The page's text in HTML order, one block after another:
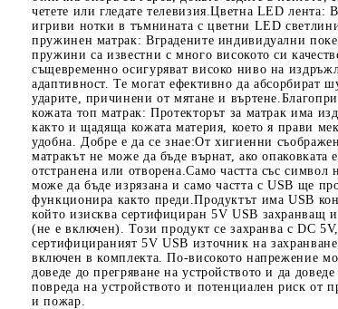
четете или гледате телевизия.Цветна LED лента:
игриви нотки в тъмнината с цветни LED
пружинен матрак: Вградените индивидуални
пружини са известни с много високото си
същевременно осигуряват високо ниво на
адаптивност. Те могат ефективно да абсорбират
ударите, причинени от мятане и
кожата топ матрак: Протекторът за матрак има
както и щадяща кожата материя, което я прави
удобна. Добре е да се знае:От хигиенни
матракът не може да бъде върнат, ако опаковката е
отстранена или отворена.Само частта със символ
може да бъде изрязана и само частта с USB ще
функционира както преди.Продуктът има USB
който изисква сертифициран 5V USB захранващ
(не е включен). Този продукт се захранва с DC
сертифицираният 5V USB източник на
включен в комплекта. По-високото напрежение
доведе до прегряване на устройството и да доведе
повреда на устройството и потенциален риск от
и пожар.